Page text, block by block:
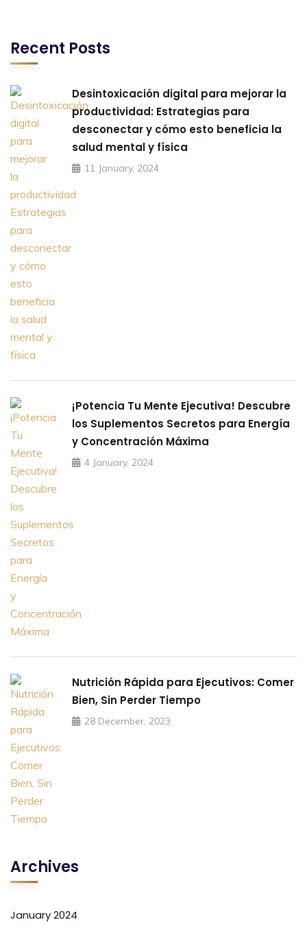
Recent Posts
Desintoxicación digital para mejorar la
productividad: Estrategias para
desconectar y cómo esto beneficia la
salud mental y física
11 January, 2024
¡Potencia Tu Mente Ejecutiva! Descubre
los Suplementos Secretos para Energía
y Concentración Máxima
4 January, 2024
Nutrición Rápida para Ejecutivos: Comer
Bien, Sin Perder Tiempo
28 December, 2023
Archives
January 2024